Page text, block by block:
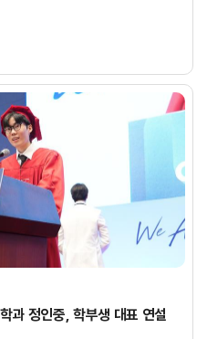
정인중, 학부생 대표 연설